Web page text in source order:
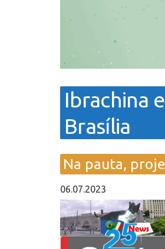
Ibrachina
Brasília
Na pauta,
06.07.2023